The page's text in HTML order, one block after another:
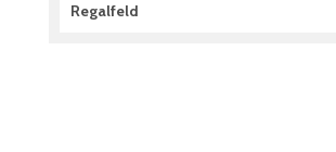
Regalfeld